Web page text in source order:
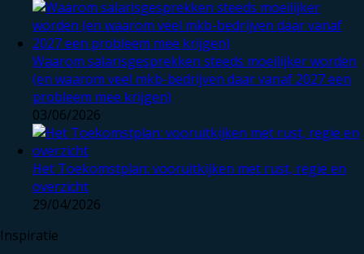
Waarom salarisgesprekken steeds moeilijker worden
(en waarom veel mkb-bedrijven daar vanaf 2027 een
probleem mee krijgen)
03/06/2026
Het Toekomstplan: vooruitkijken met rust, regie en
overzicht
29/04/2026
Inspiratie